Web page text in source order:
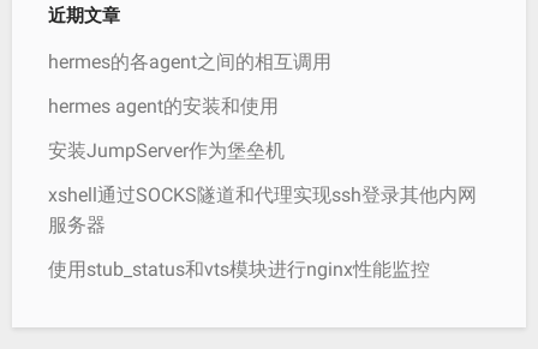
近期文章
hermes的各agent之间的相互调用
hermes agent的安装和使用
安装JumpServer作为堡垒机
xshell通过SOCKS隧道和代理实现ssh登录其他内网
服务器
使用stub_status和vts模块进行nginx性能监控